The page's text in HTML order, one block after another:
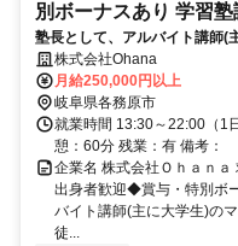
別ボーナスあり 学習塾
塾長として、アルバイト講師(
学生指導や生徒・保護者の対
します。※学習指導は教室の
株式会社Ohana
月給250,000円以上
岐阜県各務原市
就業時間 13:30～22:00（1
憩：60分 残業：有 備考：
企業名 株式会社Ｏｈａｎ
出身者歓迎◆賞与・特別ボ
バイト講師(主に大学生)の
徒...